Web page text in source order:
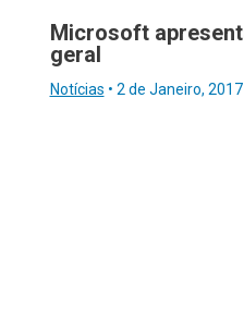
Microsoft
geral
Notícias • 2 de Janeiro, 2017